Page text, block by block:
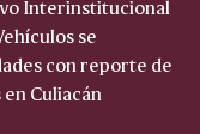
se
con reporte de
Culiacán